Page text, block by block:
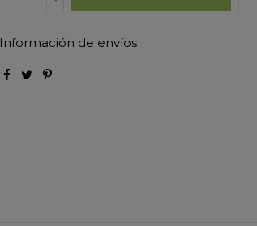
Información de envíos